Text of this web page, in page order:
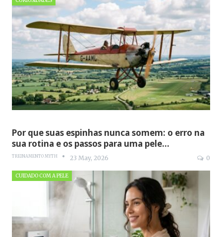
Por que suas espinhas nunca somem: o erro na
sua rotina e os passos para uma pele…
TREINAMENTO MYTH 23 May, 2026 0
CUIDADO COM A PELE